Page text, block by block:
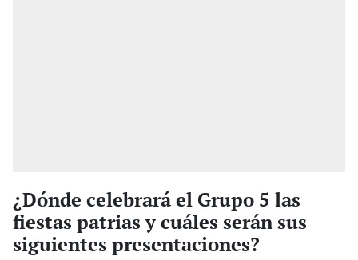
¿Dónde celebrará el Grupo 5 las
fiestas patrias y cuáles serán sus
siguientes presentaciones?